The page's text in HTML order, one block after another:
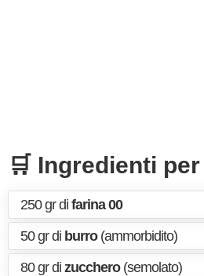
🛒 Ingredienti
250 gr di farina 00
50 gr di burro(ammorbidito)
80 gr di zucchero(semolato)